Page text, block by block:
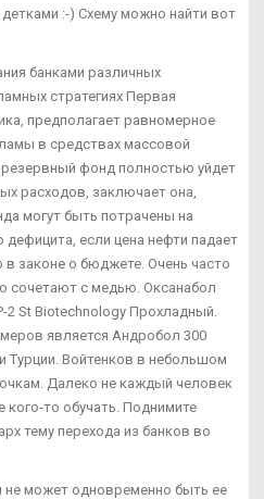
:-) Схему можно найти вот
банками различных
стратегиях Первая
предполагает равномерное
в средствах массовой
фонд полностью уйдет
расходов, заключает она,
могут быть потрачены на
если цена нефти падает
в законе о бюджете. Очень часто
сочетают с медью. Оксанабол
2 St Biotechnology Прохладный.
является Андробол 300
Турции. Войтенков в небольшом
Далеко не каждый человек
кого-то обучать. Поднимите
тему перехода из банков во
может одновременно быть ее